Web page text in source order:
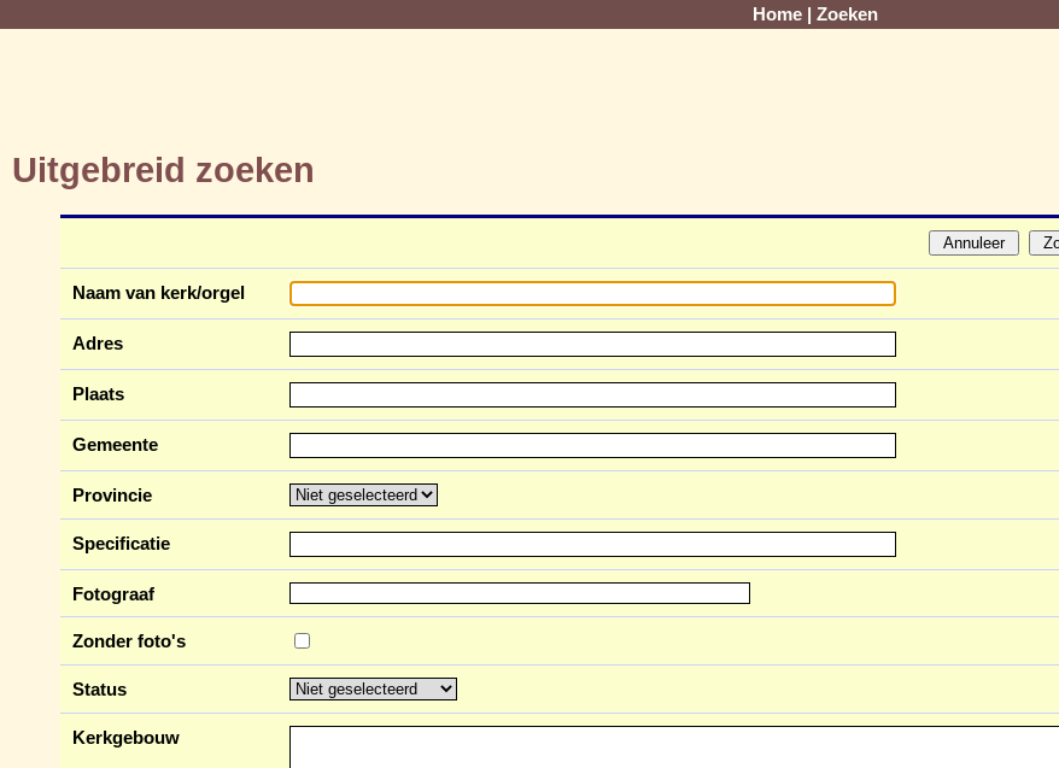
Home Zoeken
Uitgebreid zoeken
Naam van kerk/orgel
Adres
Plaats
Gemeente
Provincie
Specificatie
Fotograaf
Zonder foto's
Status
Kerkgebouw